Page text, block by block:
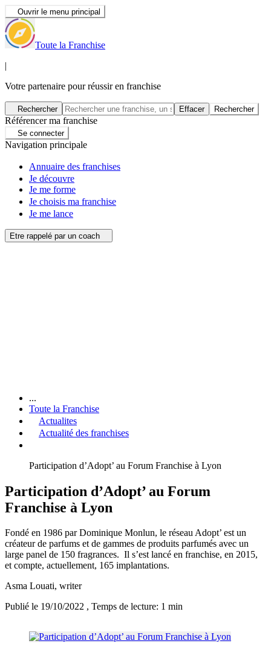
Ouvrir le menu principal
Toute la Franchise
|
Votre partenaire pour réussir en franchise
Rechercher Effacer Rechercher
Référencer ma franchise
Se connecter
Navigation principale
Annuaire des franchises
Je découvre
Je me forme
Je choisis ma franchise
Je me lance
Etre rappelé par un coach
...
Toute la Franchise
Actualites
Actualité des franchises
Participation d’Adopt’ au Forum Franchise à Lyon
Participation d’Adopt’ au Forum
Franchise à Lyon
Fondé en 1986 par Dominique Monlun, le réseau Adopt’ est un
créateur de parfums et de gammes de produits parfumés avec un
large panel de 150 fragrances. Il s’est lancé en franchise, en 2015,
et compte, actuellement, 165 implantations.
Asma Louati, writer
Publié le 19/10/2022 , Temps de lecture: 1 min